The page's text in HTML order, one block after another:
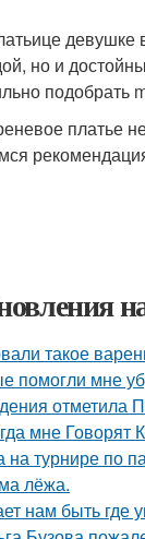
девушке
но и
подобрать
платье
такое
помогли мне
отметила
мне Говорят
на турнире по
лёжа.
нам быть где